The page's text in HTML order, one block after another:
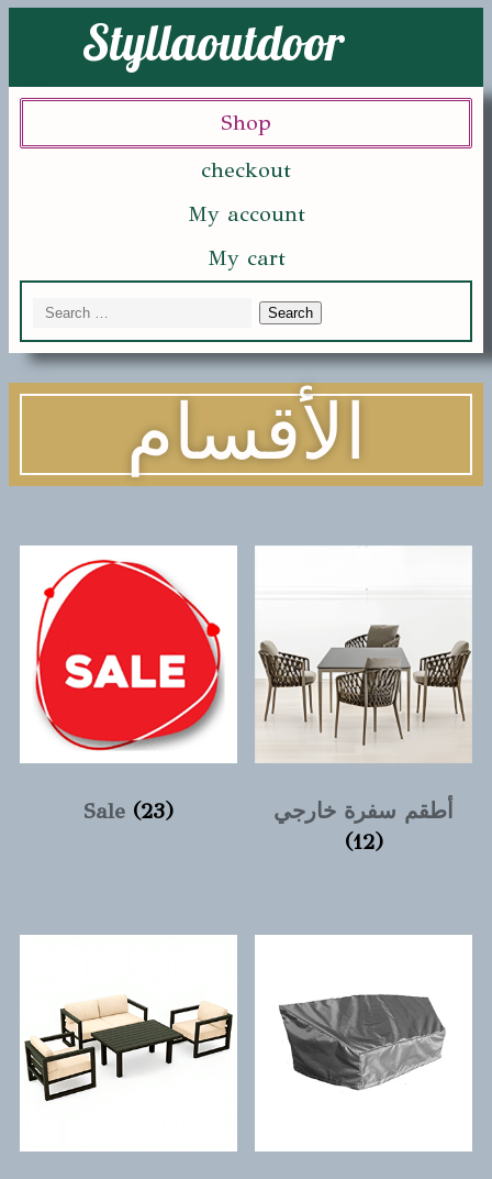
Styllaoutdoor
Shop
checkout
My account
My cart
الأقسام
Sale (23)
أطقم سفرة خارجي
(12)